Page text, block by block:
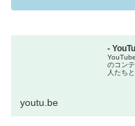
-
のコン
人たち
youtu.be